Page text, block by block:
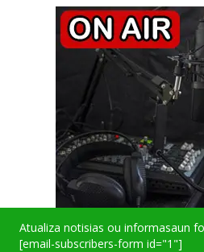
Atualiza notisias ou informasaun
[email-subscribers-form id="1"]